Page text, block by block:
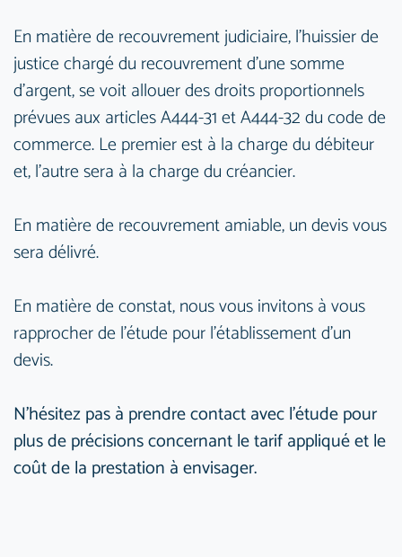
En matière de recouvrement judiciaire, l'huissier de
justice chargé du recouvrement d'une somme
d'argent, se voit allouer des droits proportionnels
prévues aux articles A444-31 et A444-32 du code de
commerce. Le premier est à la charge du débiteur
et, l'autre sera à la charge du créancier.
En matière de recouvrement amiable, un devis vous
sera délivré.
En matière de constat, nous vous invitons à vous
rapprocher de l'étude pour l'établissement d'un
devis.
N'hésitez pas à prendre contact avec l'étude pour
plus de précisions concernant le tarif appliqué et le
coût de la prestation à envisager.